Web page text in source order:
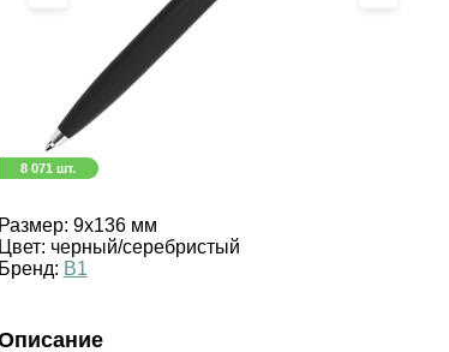
8 071 шт.
Размер: 9х136 мм
Цвет: черный/серебристый
Бренд: B1